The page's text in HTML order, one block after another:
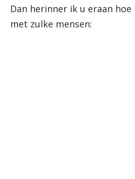
Dan herinner ik u eraan
met zulke mensen: